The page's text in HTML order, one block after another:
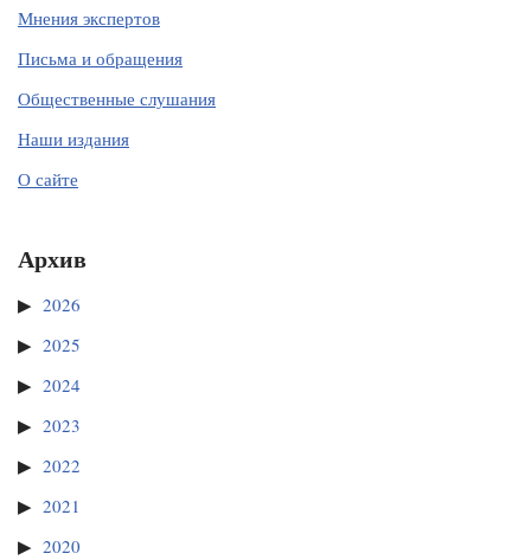
Мнения экспертов
Письма и обращения
Общественные слушания
Наши издания
О сайте
Архив
2026
2025
2024
2023
2022
2021
2020